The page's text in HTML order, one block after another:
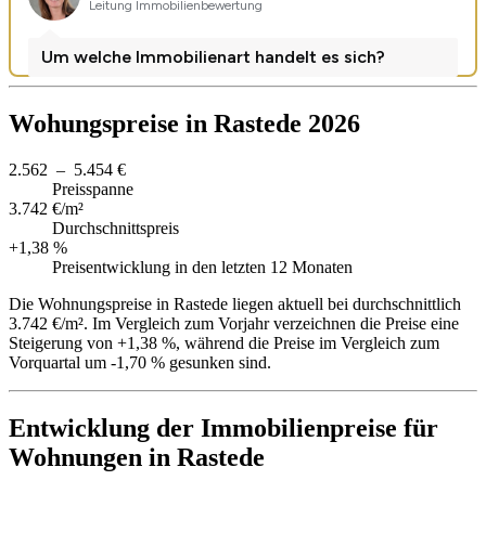
Wohungspreise in Rastede 2026
2.562 – 5.454 €
Preisspanne
3.742 €/m²
Durchschnittspreis
+1,38 %
Preisentwicklung in den letzten 12 Monaten
Die Wohnungspreise in Rastede liegen aktuell bei durchschnittlich
3.742 €/m². Im Vergleich zum Vorjahr verzeichnen die Preise eine
Steigerung von +1,38 %, während die Preise im Vergleich zum
Vorquartal um -1,70 % gesunken sind.
Entwicklung der Immobilienpreise für
Wohnungen in Rastede